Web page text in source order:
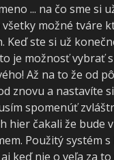
... na čo sme si
možné tváre
Keď ste si už
je možnosť vybrať
Až na to že od
znovu a nastavíte
spomenúť
hier čakali že bude
Použitý systém
keď nie o veľa za